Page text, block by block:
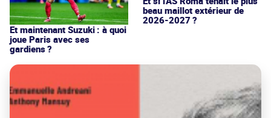
Et maintenant Suzuki : à quoi
joue Paris avec ses
gardiens ?
beau maillot extérieur de
2026-2027 ?